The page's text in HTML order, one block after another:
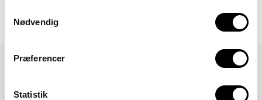
Nødvendig
Præferencer
Statistik
strategier, der understøtter din selvstændiggørelse.